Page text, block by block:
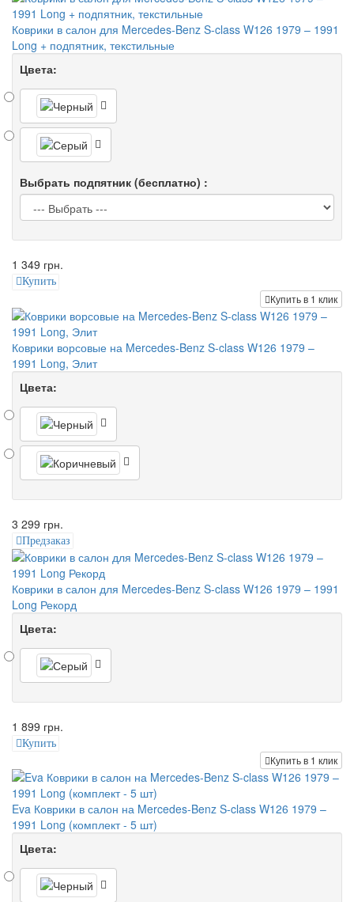
Коврики в салон для Mercedes-Benz S-class W126 1979 – 1991
Long + подпятник, текстильные
Цвета:
Выбрать подпятник (бесплатно) :
1 349 грн.
Купить
Купить в 1 клик
Коврики ворсовые на Mercedes-Benz S-class W126 1979 –
1991 Long, Элит
Цвета:
3 299 грн.
Предзаказ
Коврики в салон для Mercedes-Benz S-class W126 1979 – 1991
Long Рекорд
Цвета:
1 899 грн.
Купить
Купить в 1 клик
Eva Коврики в салон на Mercedes-Benz S-class W126 1979 –
1991 Long (комплект - 5 шт)
Цвета: